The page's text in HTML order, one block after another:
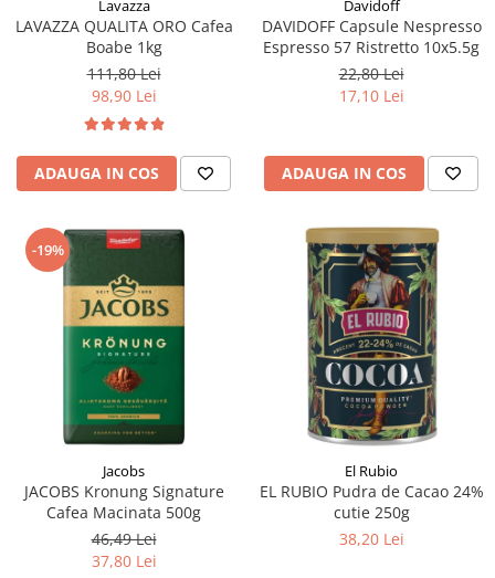
Lavazza
LAVAZZA QUALITA ORO Cafea
Boabe 1kg
111,80 Lei
98,90 Lei
ADAUGA IN COS
Davidoff
DAVIDOFF Capsule Nespresso
Espresso 57 Ristretto 10x5.5g
22,80 Lei
17,10 Lei
ADAUGA IN COS
-19%
Jacobs
JACOBS Kronung Signature
Cafea Macinata 500g
46,49 Lei
37,80 Lei
El Rubio
EL RUBIO Pudra de Cacao 24%
cutie 250g
38,20 Lei